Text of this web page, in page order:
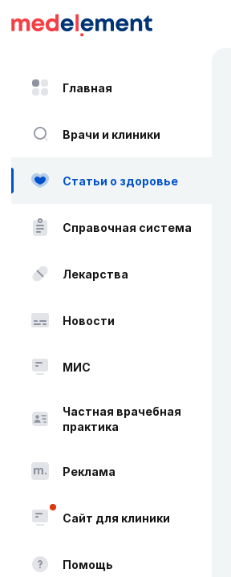
Главная
Врачи и клиники
Статьи о здоровье
Справочная система
Лекарства
Новости
МИС
Частная врачебная
практика
Реклама
Сайт для клиники
Помощь